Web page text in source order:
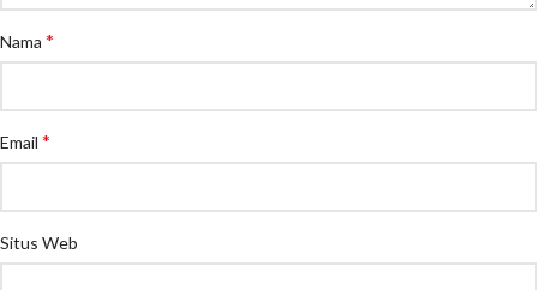
Nama *
Email *
Situs Web